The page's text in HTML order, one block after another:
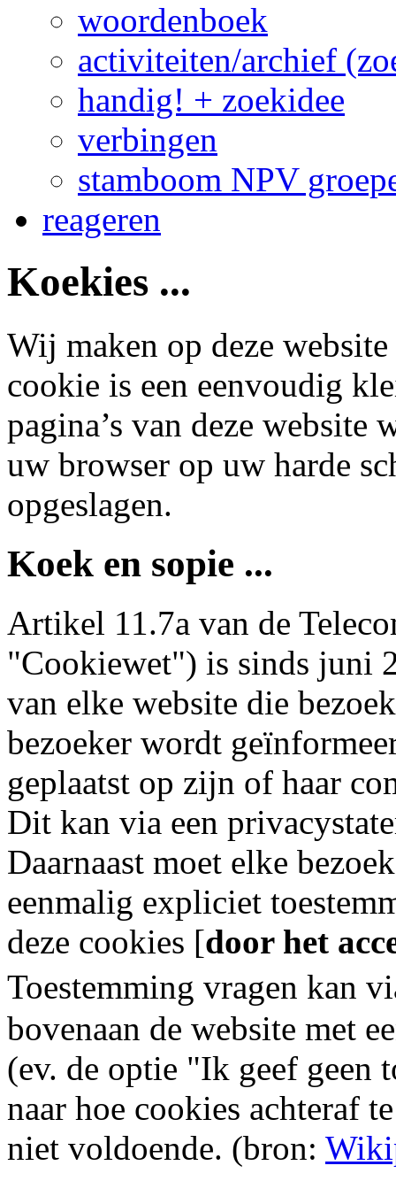
woordenboek
activiteiten/archief
handig! + zoekidee
verbingen
stamboom NPV
reageren
Koekies ...
Wij maken op deze
cookie is een eenvoudig
pagina’s van deze website
uw browser op uw harde
opgeslagen.
Koek en sopie ...
Artikel 11.7a van de
"Cookiewet") is sinds juni
van elke website die
bezoeker wordt
geplaatst op zijn of haar
Dit kan via een
Daarnaast moet elke
eenmalig expliciet
deze cookies [door het
Toestemming vragen kan
bovenaan de website met
(ev. de optie "Ik geef geen
naar hoe cookies achteraf
niet voldoende. (bron: